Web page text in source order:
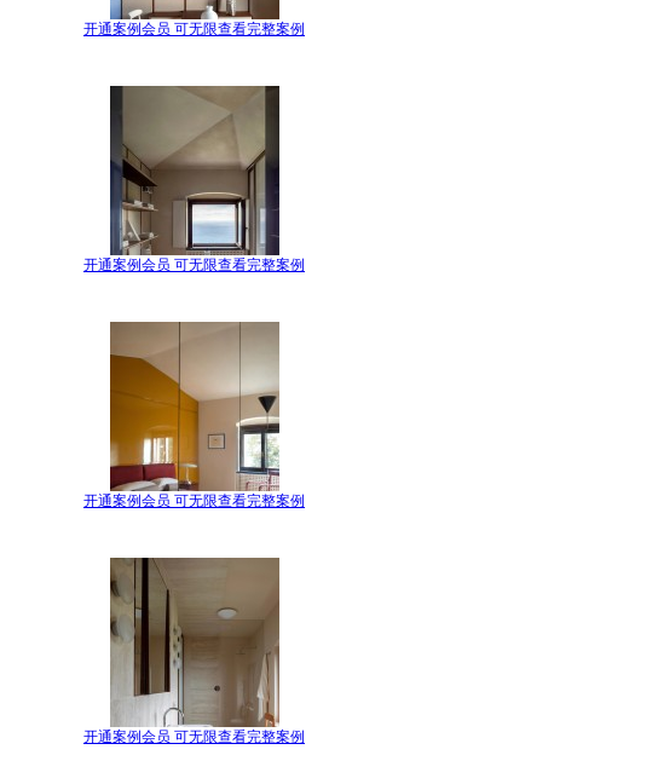
开通案例会员 可无限查看完整案例
开通案例会员 可无限查看完整案例
开通案例会员 可无限查看完整案例
开通案例会员 可无限查看完整案例